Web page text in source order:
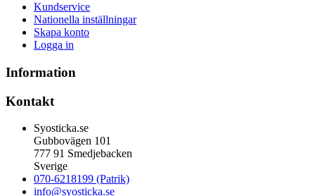
Kundservice
Nationella inställningar
Skapa konto
Logga in
Information
Kontakt
Syosticka.se
Gubbovägen 101
777 91 Smedjebacken
Sverige
070-6218199 (Patrik)
info@syosticka.se